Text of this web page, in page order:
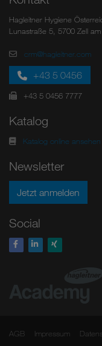
Hagleitner Hygiene
Lunastraße 5, 5700 Zell
crm@hagleitner.com
+43 5 0456
+43 5 0456 7777
Katalog
Katalog online ansehen
Newsletter
Jetzt anmelden
Social
AGB Impressum